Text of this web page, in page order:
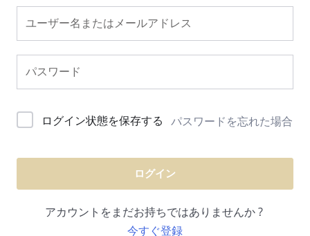
ログイン状態を保存する パスワードを忘れた場合
ログイン
アカウントをまだお持ちではありませんか ?
今すぐ登録